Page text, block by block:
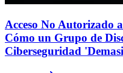
Acceso No Autorizado
Cómo un Grupo de
Ciberseguridad